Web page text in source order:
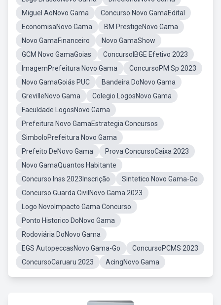
Miguel AoNovo Gama
Concurso Novo GamaEdital
EconomisaNovo Gama
BM PrestigeNovo Gama
Novo GamaFinanceiro
Novo GamaShow
GCM Novo GamaGoias
ConcursoIBGE Efetivo 2023
ImagemPrefeitura Novo Gama
ConcursoPM Sp 2023
Novo GamaGoiás PUC
Bandeira DoNovo Gama
GrevilleNovo Gama
Colegio LogosNovo Gama
Faculdade LogosNovo Gama
Prefeitura Novo GamaEstrategia Concursos
SimboloPrefeitura Novo Gama
Prefeito DeNovo Gama
Prova ConcursoCaixa 2023
Novo GamaQuantos Habitante
Concurso Inss 2023Inscrição
Sintetico Novo Gama-Go
Concurso Guarda CivilNovo Gama 2023
Logo NovoImpacto Gama Concurso
Ponto Historico DoNovo Gama
Rodoviária DoNovo Gama
EGS AutopeccasNovo Gama-Go
ConcursoPCMS 2023
ConcursoCaruaru 2023
AcingNovo Gama